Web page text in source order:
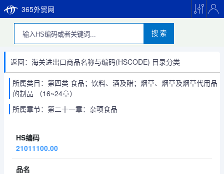
365外贸网
搜 索
返回：海关进出口商品名称与编码(HSCODE) 目录分类
所属类目：第四类 食品；饮料、酒及醋；烟草、烟草及烟草代用品
的制品 （16~24章）
所属章节：第二十一章：杂项食品
21011100.00